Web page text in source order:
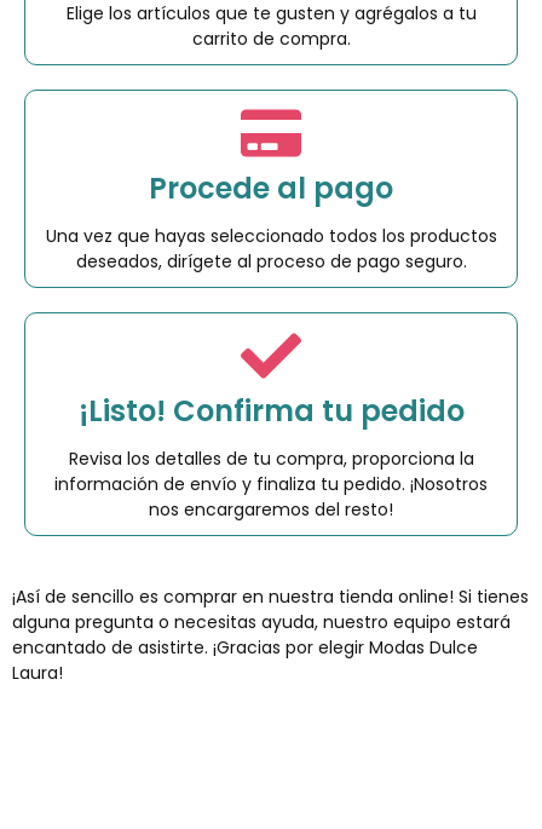
Elige los artículos que te gusten y agrégalos a tu
carrito de compra.
Procede al pago
Una vez que hayas seleccionado todos los productos
deseados, dirígete al proceso de pago seguro.
¡Listo! Confirma tu pedido
Revisa los detalles de tu compra, proporciona la
información de envío y finaliza tu pedido. ¡Nosotros
nos encargaremos del resto!
¡Así de sencillo es comprar en nuestra tienda online! Si tienes
alguna pregunta o necesitas ayuda, nuestro equipo estará
encantado de asistirte. ¡Gracias por elegir Modas Dulce
Laura!